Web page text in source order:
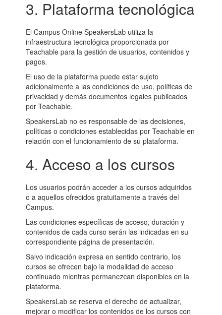
3. Plataforma tecnológica
El Campus Online SpeakersLab utiliza la
infraestructura tecnológica proporcionada por
Teachable para la gestión de usuarios, contenidos y
pagos.
El uso de la plataforma puede estar sujeto
adicionalmente a las condiciones de uso, políticas de
privacidad y demás documentos legales publicados
por Teachable.
SpeakersLab no es responsable de las decisiones,
políticas o condiciones establecidas por Teachable en
relación con el funcionamiento de su plataforma.
4. Acceso a los cursos
Los usuarios podrán acceder a los cursos adquiridos
o a aquellos ofrecidos gratuitamente a través del
Campus.
Las condiciones específicas de acceso, duración y
contenidos de cada curso serán las indicadas en su
correspondiente página de presentación.
Salvo indicación expresa en sentido contrario, los
cursos se ofrecen bajo la modalidad de acceso
continuado mientras permanezcan disponibles en la
plataforma.
SpeakersLab se reserva el derecho de actualizar,
mejorar o modificar los contenidos de los cursos con